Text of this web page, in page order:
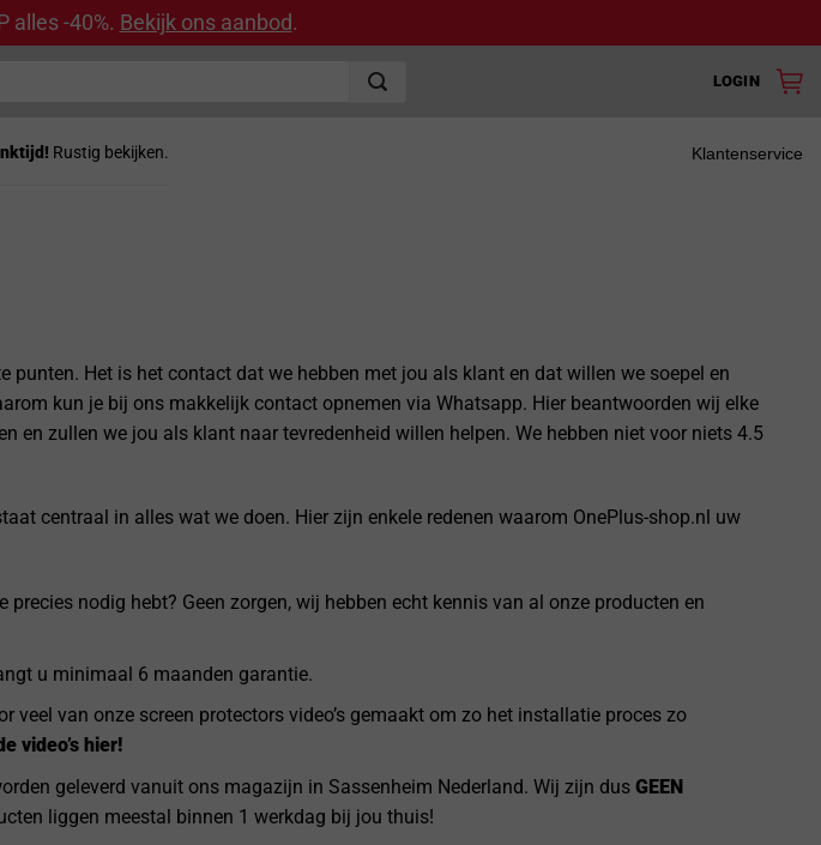
alles -40%. Bekijk ons aanbod.
LOGIN
Rustig bekijken. Klantenservice
punten. Het is het contact dat we hebben met jou als klant en dat willen we soepel en
kun je bij ons makkelijk contact opnemen via Whatsapp. Hier beantwoorden wij elke
en zullen we jou als klant naar tevredenheid willen helpen. We hebben niet voor niets 4.5
centraal in alles wat we doen. Hier zijn enkele redenen waarom OnePlus-shop.nl uw
precies nodig hebt? Geen zorgen, wij hebben echt kennis van al onze producten en
u minimaal 6 maanden garantie.
veel van onze screen protectors video’s gemaakt om zo het installatie proces zo
video’s hier!
geleverd vanuit ons magazijn in Sassenheim Nederland. Wij zijn dus GEEN
liggen meestal binnen 1 werkdag bij jou thuis!